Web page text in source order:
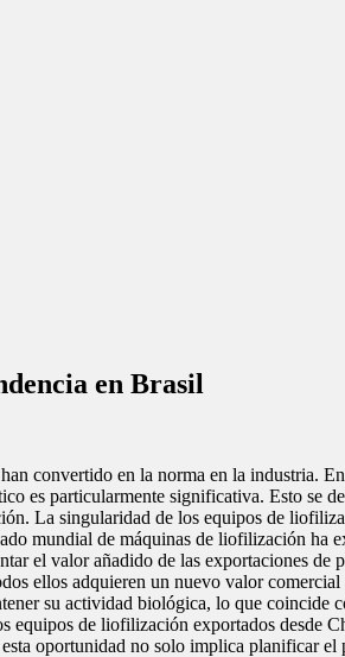
en Brasil
convertido en la norma en la industria.
es particularmente significativa. Esto se
La singularidad de los equipos de
mundial de máquinas de liofilización ha
el valor añadido de las exportaciones de
ellos adquieren un nuevo valor
su actividad biológica, lo que coincide
equipos de liofilización exportados desde
oportunidad no solo implica planificar el